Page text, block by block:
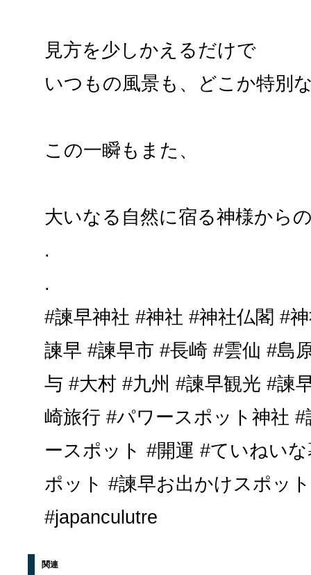
見方を少しかえるだけで
いつもの風景も、どこか特別
この一瞬もまた、
大いなる自然に宿る神様から
.
.
#諫早神社 #神社 #神社仏閣 #
諫早 #諫早市 #長崎 #雲仙 #島
与 #大村 #九州 #諫早観光 #諫
崎旅行 #パワースポット神社
ースポット #開運 #ていねい
ポット #諫早お出かけスポッ
#japanculutre
関連